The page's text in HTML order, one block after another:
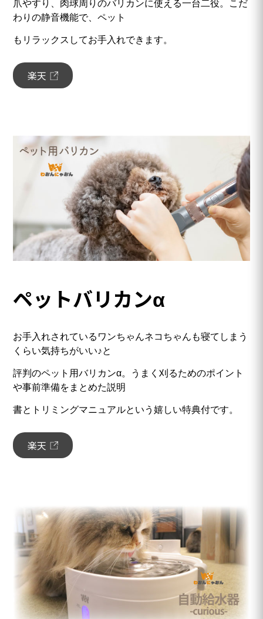
爪やすり、肉球周りのバリカンに使える一台二役。こだ
わりの静音機能で、ペット
もリラックスしてお手入れできます。
楽天
ペットバリカンα
お手入れされているワンちゃんネコちゃんも寝てしまう
くらい気持ちがいい♪と
評判のペット用バリカンα。うまく刈るためのポイント
や事前準備をまとめた説明
書とトリミングマニュアルという嬉しい特典付です。
楽天